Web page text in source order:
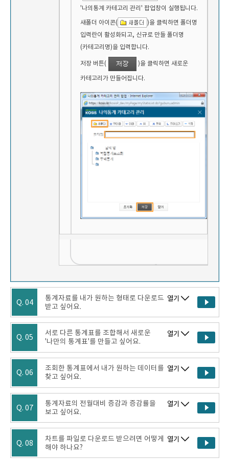
'나의통계 카테고리 관리' 팝업창이 실행됩니다.
새폴더 아이콘(
)을 클릭하면 폴더명
입력란이 활성화되고, 신규로 만들 폴더명
(카테고리명)을 입력합니다.
저장 버튼(
)을 클릭하면 새로운
카테고리가 만들어집니다.
Q. 04
통계자료를 내가 원하는 형태로 다운로드
받고 싶어요.
열기
Q. 05
서로 다른 통계표를 조합해서 새로운
'나만의 통계표'를 만들고 싶어요.
열기
Q. 06
조회한 통계표에서 내가 원하는 데이터를
찾고 싶어요.
열기
Q. 07
통계자료의 전월대비 증감과 증감률을
보고 싶어요.
열기
Q. 08
차트를 파일로 다운로드 받으려면 어떻게
해야 하나요?
열기